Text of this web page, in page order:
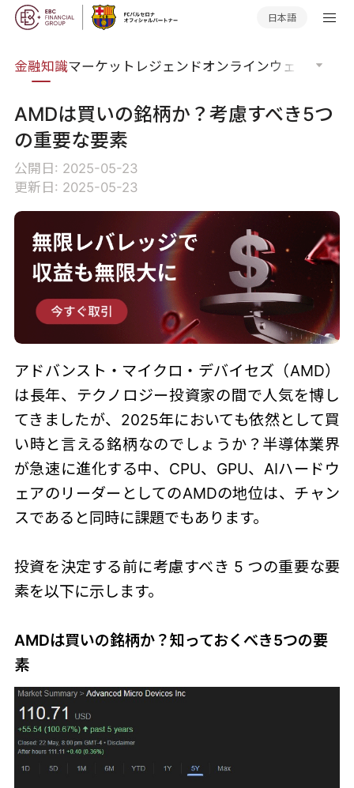
日本語
金融知識マーケットレジェンドオンラインウェビナー
AMDは買いの銘柄か？考慮すべき5つ
の重要な要素
公開日: 2025-05-23
更新日: 2025-05-23
アドバンスト・マイクロ・デバイセズ（AMD）
は長年、テクノロジー投資家の間で人気を博し
てきましたが、2025年においても依然として買
い時と言える銘柄なのでしょうか？半導体業界
が急速に進化する中、CPU、GPU、AIハードウ
ェアのリーダーとしてのAMDの地位は、チャン
スであると同時に課題でもあります。
投資を決定する前に考慮すべき 5 つの重要な要
素を以下に示します。
AMDは買いの銘柄か？知っておくべき5つの要
素